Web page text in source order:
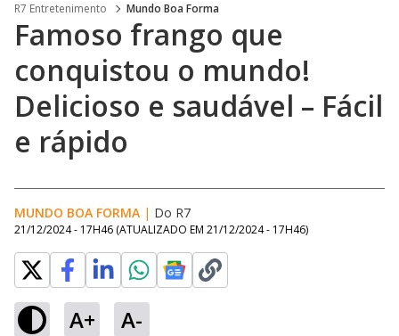
R7 Entretenimento Mundo Boa Forma
Famoso frango que
conquistou o mundo!
Delicioso e saudável – Fácil
e rápido
MUNDO BOA FORMA | Do R7
21/12/2024 - 17H46 (ATUALIZADO EM 21/12/2024 - 17H46)
A+ A-